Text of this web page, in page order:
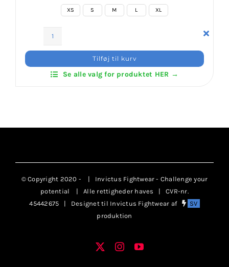
XS S M L XL
Protection
(ITF
Tilføj til kurv
Se alle valg for produktet HER →
© Copyright 2020 -
| Invictus Fightwear - Challenge your
potential
| Alle rettigheder haves | CVR-nr.
45442675 | Designet til Invictus Fightwear af
SV
produktion
Facebook
X InstagramYouTube